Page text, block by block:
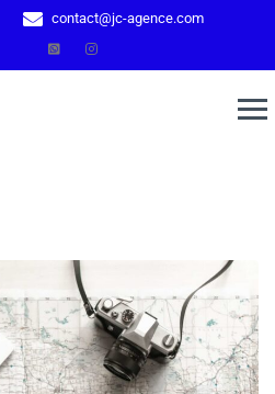
contact@jc-agence.com